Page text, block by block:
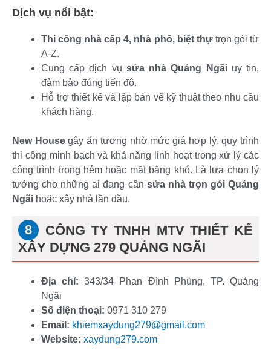
Dịch vụ nổi bật:
Thi công nhà cấp 4, nhà phố, biệt thựtrọn gói từ
A-Z.
Cung cấp dịch vụ sửa nhà Quảng Ngãiuy tín,
đảm bảo đúng tiến độ.
Hỗ trợ thiết kế và lập bản vẽ kỹ thuật theo nhu cầu
khách hàng.
New Housegây ấn tượng nhờ mức giá hợp lý, quy trình
thi công minh bạch và khả năng linh hoạt trong xử lý các
công trình trong hẻm hoặc mặt bằng khó. Là lựa chọn lý
tưởng cho những ai đang cần sửa nhà trọn gói Quảng
Ngãi hoặc xây nhà lần đầu.
CÔNG TY TNHH MTV THIẾT KẾ
XÂY DỰNG 279 QUẢNG NGÃI
Địa chỉ: 343/34 Phan Đình Phùng, TP. Quảng
Ngãi
Số điện thoại: 0971 310 279
Email: khiemxaydung279@gmail.com
Website: xaydung279.com